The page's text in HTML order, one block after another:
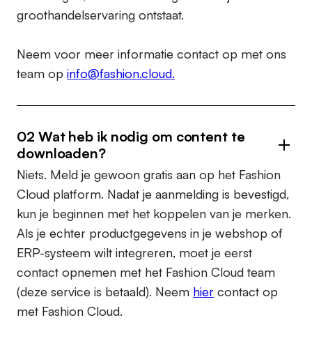
groothandelservaring ontstaat.
Neem voor meer informatie contact op met ons
team op info@fashion.cloud.
02 Wat heb ik nodig om content te
downloaden?
Niets. Meld je gewoon gratis aan op het Fashion
Cloud platform. Nadat je aanmelding is bevestigd,
kun je beginnen met het koppelen van je merken.
Als je echter productgegevens in je webshop of
ERP-systeem wilt integreren, moet je eerst
contact opnemen met het Fashion Cloud team
(deze service is betaald). Neem hier contact op
met Fashion Cloud.